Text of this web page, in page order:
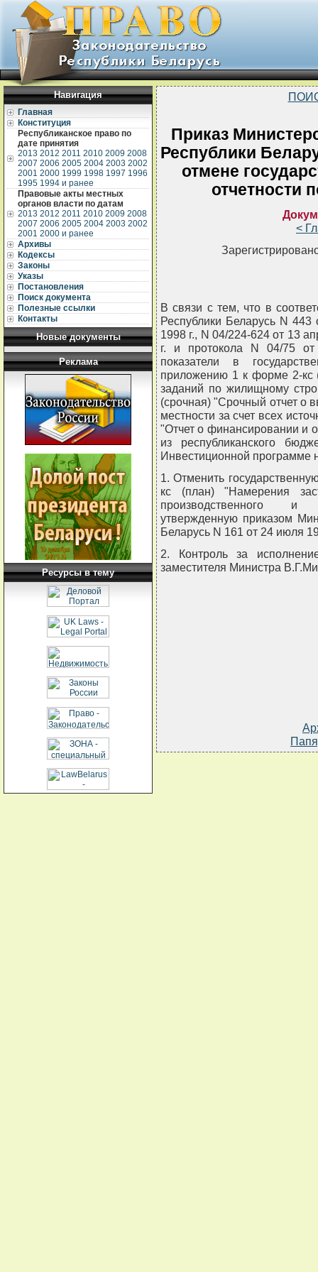
Навигация
Главная
Конституция
Республиканское право по
дате принятия
2013 2012 2011 2010 2009 2008
2007 2006 2005 2004 2003 2002
2001 2000 1999 1998 1997 1996
1995 1994 и ранее
Правовые акты местных
органов власти по датам
2013 2012 2011 2010 2009 2008
2007 2006 2005 2004 2003 2002
2001 2000 и ранее
Архивы
Кодексы
Законы
Указы
Постановления
Поиск документа
Полезные ссылки
Контакты
Новые документы
Реклама
Ресурсы в тему
Приказ
Республики
отмене
отчетности
<
В связи с тем, что в
Республики Беларусь N
1998 г., N 04/224-624 от 13
г. и протокола N 04/75
показатели в
приложению 1 к форме 2-кс
заданий по жилищному
(срочная) "Срочный отчет о
местности за счет всех
"Отчет о финансировании и
из республиканского
Инвестиционной
1. Отменить
кс (план) "Намерения
производственного и
утвержденную приказом
Беларусь N 161 от 24 июля
2. Контроль за
заместителя Министра